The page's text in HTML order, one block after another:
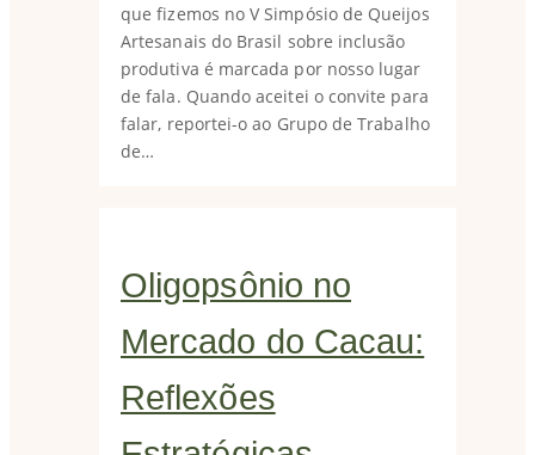
que fizemos no V Simpósio de Queijos
Artesanais do Brasil sobre inclusão
produtiva é marcada por nosso lugar
de fala. Quando aceitei o convite para
falar, reportei-o ao Grupo de Trabalho
de…
Oligopsônio no
Mercado do Cacau:
Reflexões